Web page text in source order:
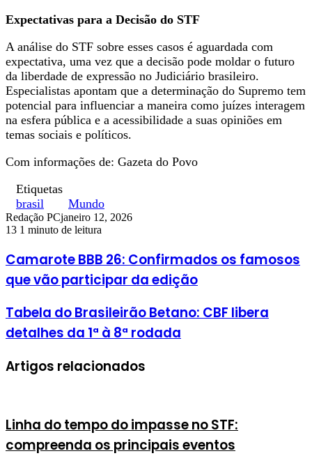
Expectativas para a Decisão do STF
A análise do STF sobre esses casos é aguardada com
expectativa, uma vez que a decisão pode moldar o futuro
da liberdade de expressão no Judiciário brasileiro.
Especialistas apontam que a determinação do Supremo tem
potencial para influenciar a maneira como juízes interagem
na esfera pública e a acessibilidade a suas opiniões em
temas sociais e políticos.
Com informações de: Gazeta do Povo
Etiquetas
brasil
Mundo
Redação PCjaneiro 12, 2026
13 1 minuto de leitura
Camarote BBB 26: Confirmados os famosos
que vão participar da edição
Tabela do Brasileirão Betano: CBF libera
detalhes da 1ª à 8ª rodada
Artigos relacionados
Linha do tempo do impasse no STF:
compreenda os principais eventos